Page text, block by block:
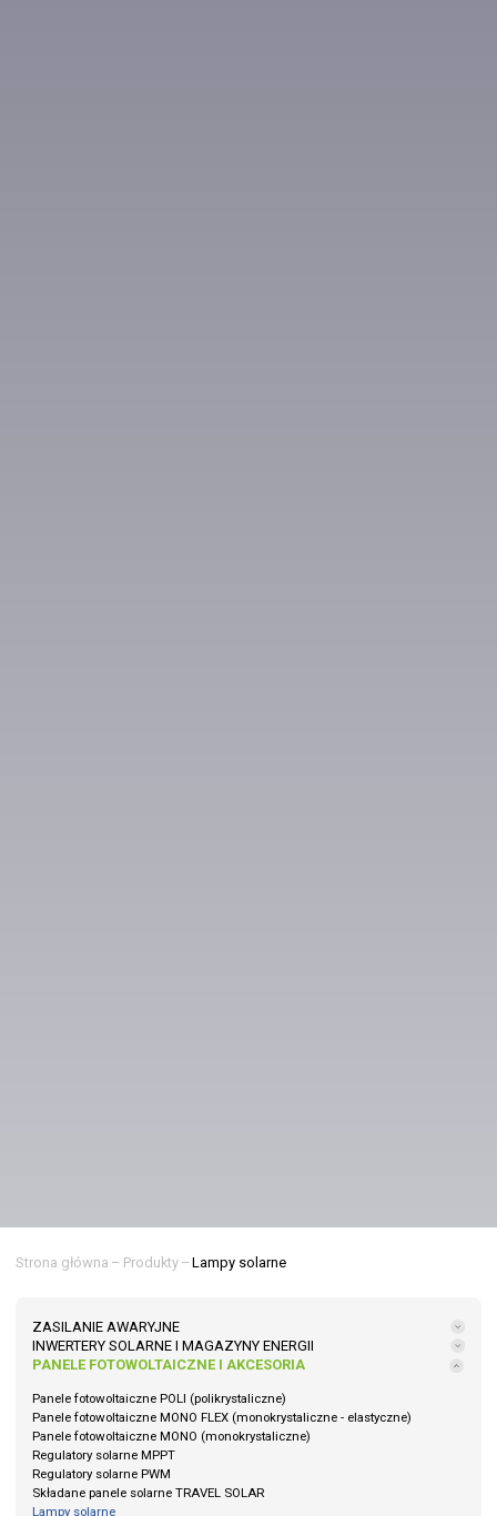
Strona główna – Produkty – Lampy solarne
ZASILANIE AWARYJNE
INWERTERY SOLARNE I MAGAZYNY ENERGII
PANELE FOTOWOLTAICZNE I AKCESORIA
Panele fotowoltaiczne POLI (polikrystaliczne)
Panele fotowoltaiczne MONO FLEX (monokrystaliczne - elastyczne)
Panele fotowoltaiczne MONO (monokrystaliczne)
Regulatory solarne MPPT
Regulatory solarne PWM
Składane panele solarne TRAVEL SOLAR
Lampy solarne